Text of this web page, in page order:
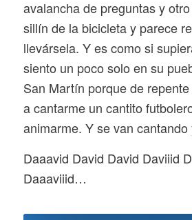
avalancha de preguntas y
sillín de la bicicleta y parece
llevársela. Y es como si
siento un poco solo en su
San Martín porque de
a cantarme un cantito
animarme. Y se van cantando
Daaavid David David Daviiid
Daaaviiid…